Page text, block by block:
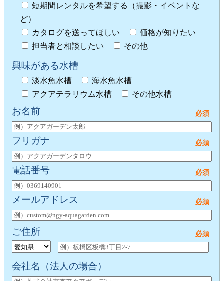
短期間レンタルを希望する（撮影・イベントな
ど）
カタログを送ってほしい
価格が知りたい
担当者と相談したい
その他
興味がある水槽
淡水魚水槽
海水魚水槽
アクアテラリウム水槽
その他水槽
お名前
フリガナ
電話番号
メールアドレス
ご住所
会社名 （法人の場合）